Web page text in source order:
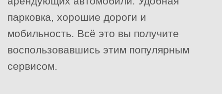
парковка, хорошие дороги и
мобильность. Всё это вы получите
воспользовавшись этим популярным
сервисом.